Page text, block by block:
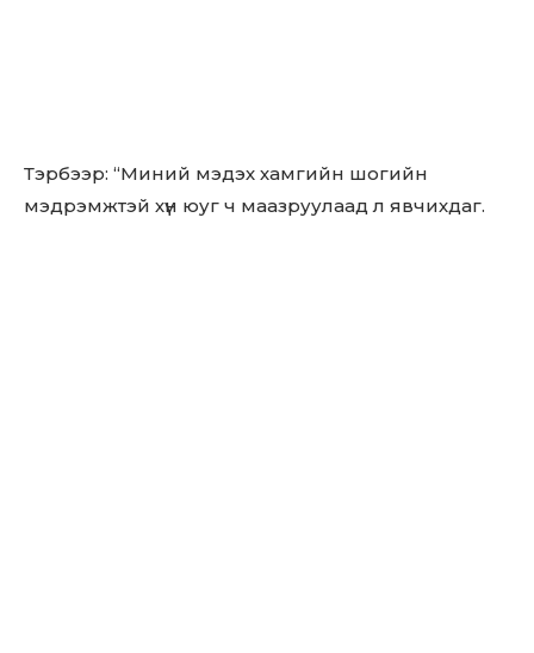
Тэрбээр: “Миний мэдэх хамгийн шогийн
мэдрэмжтэй хүн юуг ч маазруулаад л явчихдаг.